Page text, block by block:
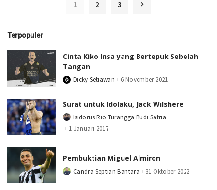
1 2 3
Terpopuler
Cinta Kiko Insa yang Bertepuk Sebelah
Tangan
PostedDicky Setiawan 6 November 2021
Surat untuk Idolaku, Jack Wilshere
Posted
by
Isidorus Rio Turangga Budi Satria
1 Januari 2017
Pembuktian Miguel Almiron
PostedCandra Septian Bantara 31 Oktober 2022